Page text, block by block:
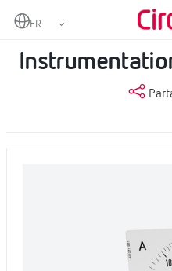
Home Mesure et